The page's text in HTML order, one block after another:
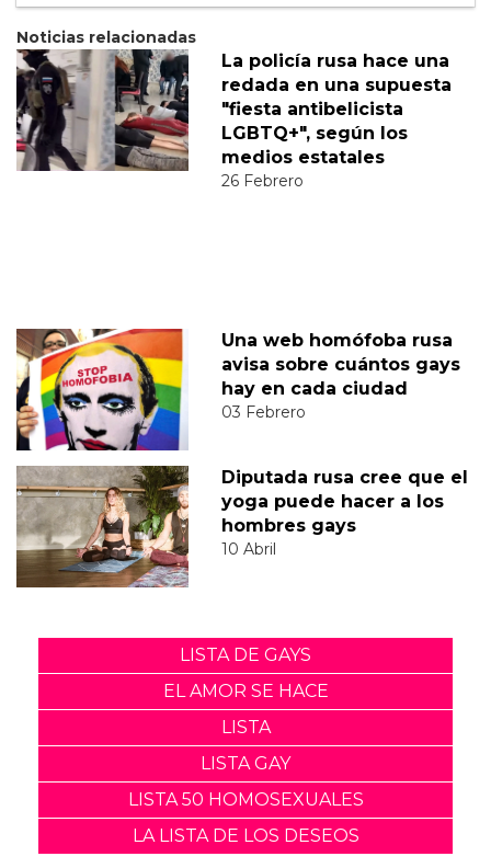
Noticias relacionadas
La policía rusa hace una
redada en una supuesta
"fiesta antibelicista
LGBTQ+", según los
medios estatales
26 Febrero
Una web homófoba rusa
avisa sobre cuántos gays
hay en cada ciudad
03 Febrero
Diputada rusa cree que el
yoga puede hacer a los
hombres gays
10 Abril
LISTA DE GAYS
EL AMOR SE HACE
LISTA
LISTA GAY
LISTA 50 HOMOSEXUALES
LA LISTA DE LOS DESEOS